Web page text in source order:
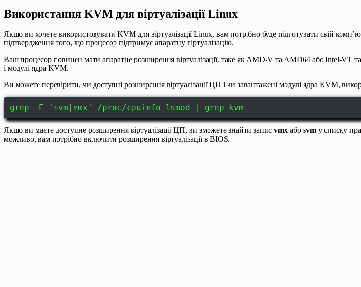
Використання KVM для віртуалізації Linux
Якщо ви хочете використовувати KVM для віртуалізації Linux, вам потрібно буде підготувати свій
підтвердження того, що процесор підтримує апаратну віртуалізацію.
Ваш процесор повинен мати апаратне розширення віртуалізації, таке як AMD-V та AMD64 або Intel-VT
і модулі ядра KVM.
Ви можете перевірити, чи доступні розширення віртуалізації ЦП і чи завантажені модулі ядра KVM,
grep -E 'svm|vmx' /proc/cpuinfo lsmod | grep kvm
Якщо ви маєте доступне розширення віртуалізації ЦП, ви зможете знайти запис vmx або svm у списку
можливо, вам потрібно включити розширення віртуалізації в BIOS.